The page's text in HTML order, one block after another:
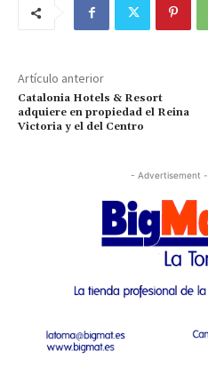
Artículo anterior
Catalonia Hotels & Resort
adquiere en propiedad el Reina
Victoria y el del Centro
- Advertisement -